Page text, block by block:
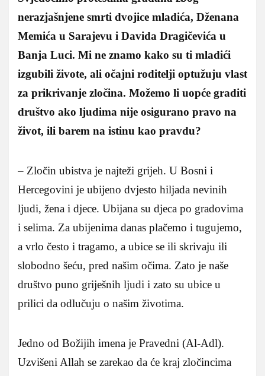
nerazjašnjene smrti dvojice mladića, Dženana
Memića u Sarajevu i Davida Dragičevića u
Banja Luci. Mi ne znamo kako su ti mladići
izgubili živote, ali očajni roditelji optužuju vlast
za prikrivanje zločina. Možemo li uopće graditi
društvo ako ljudima nije osigurano pravo na
život, ili barem na istinu kao pravdu?
– Zločin ubistva je najteži grijeh. U Bosni i
Hercegovini je ubijeno dvjesto hiljada nevinih
ljudi, žena i djece. Ubijana su djeca po gradovima
i selima. Za ubijenima danas plačemo i tugujemo,
a vrlo često i tragamo, a ubice se ili skrivaju ili
slobodno šeću, pred našim očima. Zato je naše
društvo puno griješnih ljudi i zato su ubice u
prilici da odlučuju o našim životima.
Jedno od Božijih imena je Pravedni (Al-Adl).
Uzvišeni Allah se zarekao da će kraj zločincima